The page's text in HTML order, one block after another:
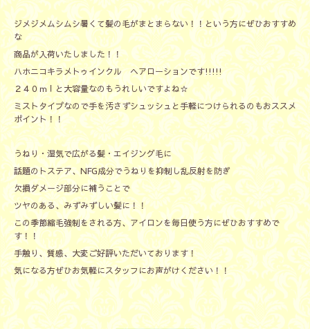
ジメジメムシムシ暑くて髪の毛がまとまらない！！という方にぜひおすすめ
な
商品が入荷いたしました！！
ハホニコキラメトゥインクル ヘアローションです!!!!!
２４０ｍｌと大容量なのもうれしいですよね☆
ミストタイプなので手を汚さずシュッシュと手軽につけられるのもおススメ
ポイント！！
うねり・湿気で広がる髪・エイジング毛に
話題のトステア、NFG成分でうねりを抑制し乱反射を防ぎ
欠損ダメージ部分に補うことで
ツヤのある、みずみずしい髪に！！
この季節縮毛強制をされる方、アイロンを毎日使う方にぜひおすすめで
す！！
手触り、質感、大変ご好評いただいております！
気になる方ぜひお気軽にスタッフにお声がけください！！